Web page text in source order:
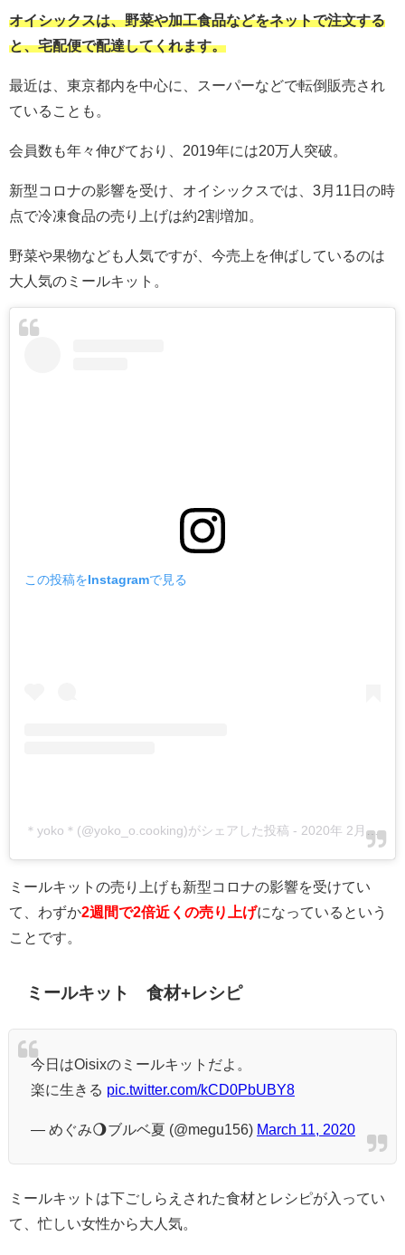
オイシックスは、野菜や加工食品などをネットで注文する
と、宅配便で配達してくれます。
最近は、東京都内を中心に、スーパーなどで転倒販売され
ていることも。
会員数も年々伸びており、2019年には20万人突破。
新型コロナの影響を受け、オイシックスでは、3月11日の時
点で冷凍食品の売り上げは約2割増加。
野菜や果物なども人気ですが、今売上を伸ばしているのは
大人気のミールキット。
この投稿をInstagramで見る
＊yoko＊(@yoko_o.cooking)がシェアした投稿 - 2020年 2月月10日午前2時57分PST
ミールキットの売り上げも新型コロナの影響を受けてい
て、わずか2週間で2倍近くの売り上げになっているという
ことです。
ミールキット 食材+レシピ
今日はOisixのミールキットだよ。
楽に生きる pic.twitter.com/kCD0PbUBY8
— めぐみ🌖ブルベ夏 (@megu156) March 11, 2020
ミールキットは下ごしらえされた食材とレシピが入ってい
て、忙しい女性から大人気。